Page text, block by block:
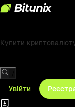
Купити
Увійти